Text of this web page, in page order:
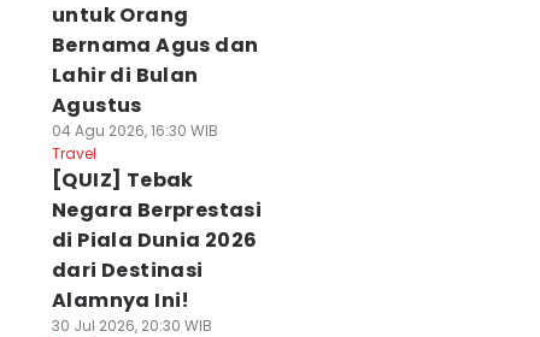
untuk Orang
Bernama Agus dan
Lahir di Bulan
Agustus
04 Agu 2026, 16:30 WIB
Travel
[QUIZ] Tebak
Negara Berprestasi
di Piala Dunia 2026
dari Destinasi
Alamnya Ini!
30 Jul 2026, 20:30 WIB